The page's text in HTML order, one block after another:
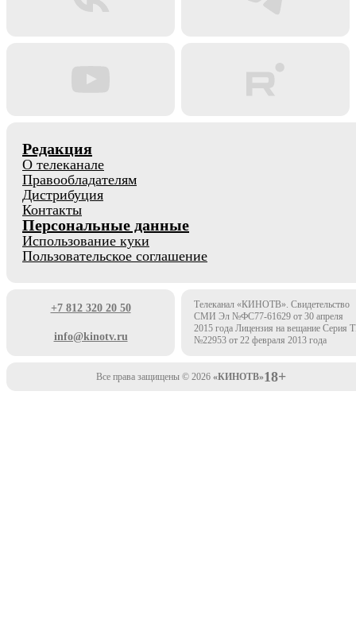
Редакция
О телеканале
Правообладателям
Дистрибуция
Контакты
Персональные данные
Использование куки
Пользовательское соглашение
+7 812 320 20 50
info@kinotv.ru
Телеканал «КИНОТВ». Свидетельство
СМИ Эл №ФС77-61629 от 30 апреля
2015 года Лицензия на вещание Серия
№22953 от 22 февраля 2013 года
Все права защищены © 2026 «КИНОТВ»18+